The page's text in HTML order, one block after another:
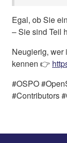
Egal, ob Sie
– Sie sind Teil
Neugierig, wer
kennen 👉
#OSPO
#Contributors